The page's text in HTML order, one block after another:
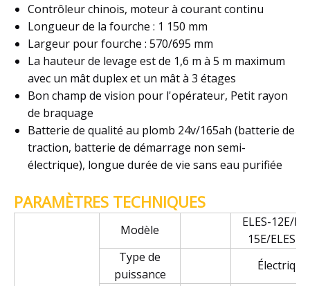
Contrôleur chinois, moteur à courant continu
Longueur de la fourche : 1 150 mm
Largeur pour fourche : 570/695 mm
La hauteur de levage est de 1,6 m à 5 m maximum
avec un mât duplex et un mât à 3 étages
Bon champ de vision pour l'opérateur, Petit rayon
de braquage
Batterie de qualité au plomb 24v/165ah (batterie de
traction, batterie de démarrage non semi-
électrique), longue durée de vie sans eau purifiée
PARAMÈTRES TECHNIQUES
Modèle
ELES-12E/
15E/ELES-
Type de
puissance
Électrique